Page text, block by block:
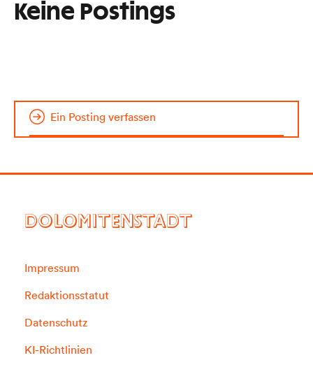
Keine Postings
Ein Posting verfassen
DOLOMITENSTADT
Impressum
Redaktionsstatut
Datenschutz
KI-Richtlinien